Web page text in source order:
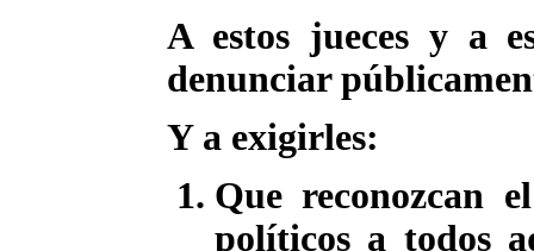
A estos jueces y a
denunciar
Y a exigirles:
Que reconozcan
políticos a todos